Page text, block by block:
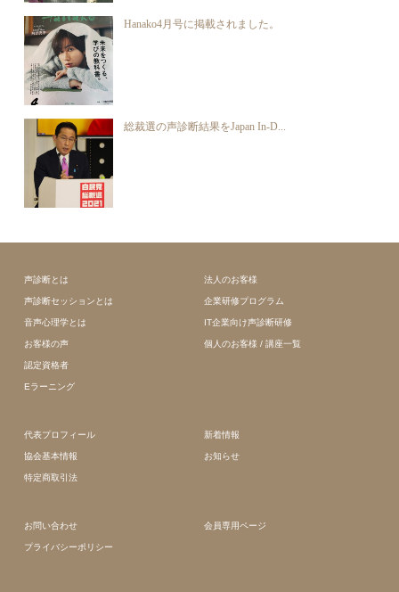
Hanako4月号に掲載されました。
総裁選の声診断結果をJapan In-D...
声診断とは
声診断セッションとは
音声心理学とは
お客様の声
認定資格者
Eラーニング
法人のお客様
企業研修プログラム
IT企業向け声診断研修
個人のお客様 / 講座一覧
代表プロフィール
協会基本情報
特定商取引法
新着情報
お知らせ
お問い合わせ
プライバシーポリシー
会員専用ページ